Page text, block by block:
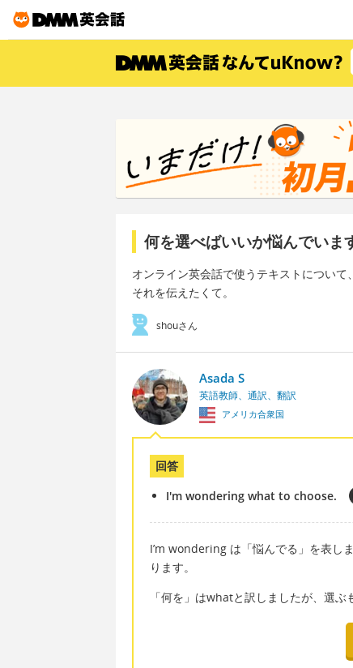
何を選べばいいか悩んでいま
オンライン英会話で使うテキストについて
それを伝えたくて。
shouさん
Asada S
英語教師、通訳、翻訳
アメリカ合衆国
回答
I'm wondering what to choose.
I’m wondering は「悩んでる」を表し
ります。
「何を」はwhatと訳しましたが、選